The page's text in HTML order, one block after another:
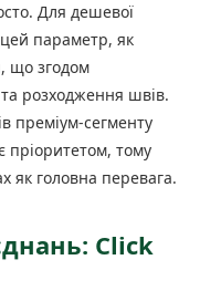
Для дешевої
параметр, як
що згодом
розходження швів.
преміум-сегменту
пріоритетом, тому
як головна перевага.
Click